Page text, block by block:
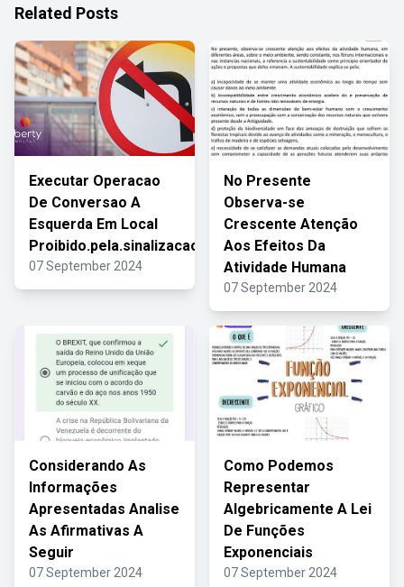
Related Posts
Executar Operacao
De Conversao A
Esquerda Em Local
Proibido.pela.sinalizacao
07 September 2024
No Presente
Observa-se
Crescente Atenção
Aos Efeitos Da
Atividade Humana
07 September 2024
Considerando As
Informações
Apresentadas Analise
As Afirmativas A
Seguir
07 September 2024
Como Podemos
Representar
Algebricamente A Lei
De Funções
Exponenciais
07 September 2024